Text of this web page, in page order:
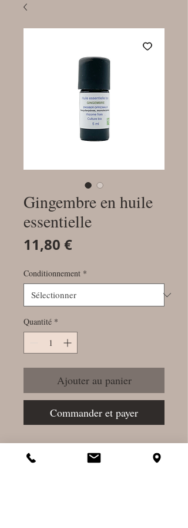
Gingembre en huile
essentielle
11,80 €Prix
Conditionnement *
Quantité *
Ajouter au panier
Commander et payer
Tonique digestif -
aphrodisiaque